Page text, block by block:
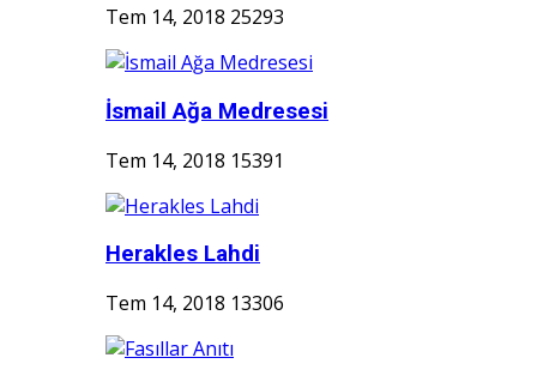
Tem 14, 2018 25293
İsmail Ağa Medresesi
Tem 14, 2018 15391
Herakles Lahdi
Tem 14, 2018 13306